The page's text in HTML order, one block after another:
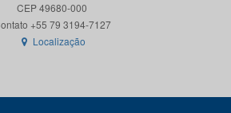
CEP 49680-000
Contato +55 79 3194-7127
Localização